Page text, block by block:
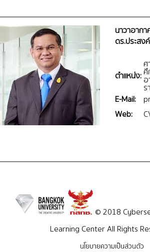
นาวาอากา
ดร.ประส
ตำแหน่ง:
ศ
ศึ
อ
ร
E-Mail:
Web:
© 2018
Learning Center All Rights
นโยบายความเป็นส่วนตัว